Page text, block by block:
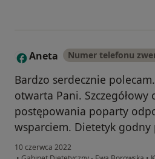
A Aneta Numer telefonu
Bardzo serdecznie
otwarta Pani. Szczegółowy
postępowania poparty
wsparciem. Dietetyk godny
10 czerwca 2022